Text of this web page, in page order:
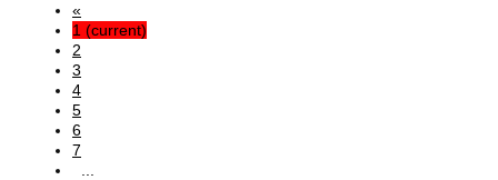
«
1 (current)
2
3
4
5
6
7